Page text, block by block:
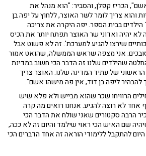
הכריז קפלן, והסביר: "הוא מנהל את
והוא צריך לומר לשר האוצר, ללחוץ על יפה בן
דוד ולהגיד להם 'תשבו, 1.9 הילדים בבית הספר. יפה היקרה את צריכה
יהיה ואדוני שר האוצר תפתח יותר את הכיס
שירצו להגיע למערכת'. זה לא פשוט אבל
אני מצפה שראש הממשלה, שהואט אמור
שהילדים שלנו זה הדבר הכי חשוב במדינת
הראשוני של עתיד המדינה שלנו. האוצר צריך
להבהיר ליפה בן דוד, אין פה מישהו אשם".
הרוויחו שכר שהוא מבייש ולא פלא שיש
אחד לא רוצה להגיע. אנחנו רואים מה קרה
הרבה סקטורים שאני שולח את הדבר הכי
שם האיש הכי ראוי שילמד והיום זה לא ככה,
להתקבל ללימודי הוראה זה אחד הדברים הכי